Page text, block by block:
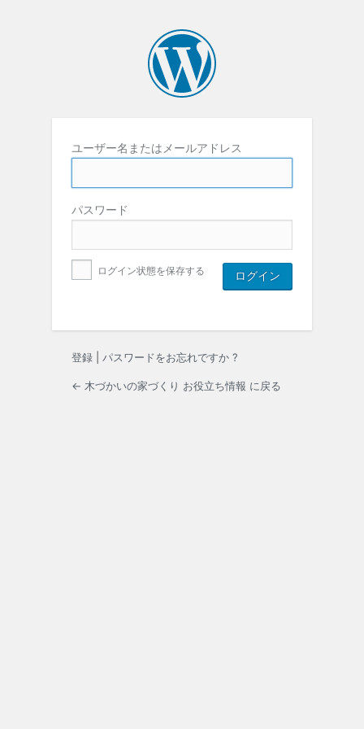
ユーザー名またはメールアドレス
パスワード
ログイン状態を保存する
登録 パスワードをお忘れですか ?
← 木づかいの家づくり お役立ち情報 に戻る